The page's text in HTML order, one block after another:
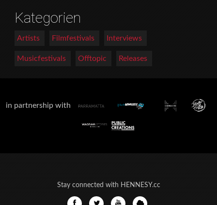
Kategorien
Artists Filmfestivals Interviews
Musicfestivals Offtopic Releases
in partnership with
Stay connected with HENNESY.cc